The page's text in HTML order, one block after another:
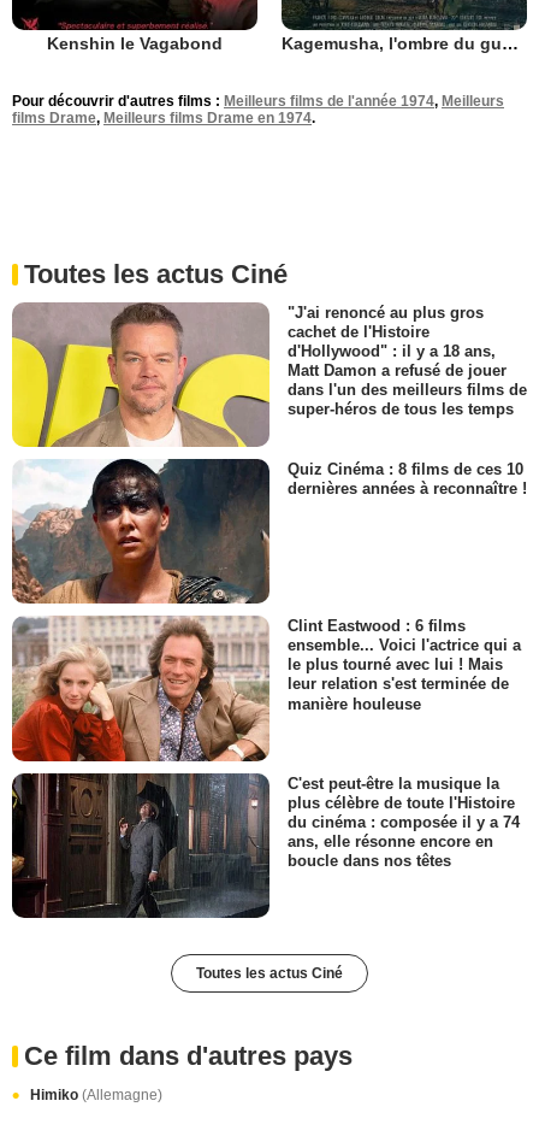
Kenshin le Vagabond Kagemusha, l'ombre du guerrier
Pour découvrir d'autres films : Meilleurs films de l'année 1974, Meilleurs
films Drame, Meilleurs films Drame en 1974.
Toutes les actus Ciné
"J'ai renoncé au plus gros
cachet de l'Histoire
d'Hollywood" : il y a 18 ans,
Matt Damon a refusé de jouer
dans l'un des meilleurs films de
super-héros de tous les temps
Quiz Cinéma : 8 films de ces 10
dernières années à reconnaître !
Clint Eastwood : 6 films
ensemble... Voici l'actrice qui a
le plus tourné avec lui ! Mais
leur relation s'est terminée de
manière houleuse
C'est peut-être la musique la
plus célèbre de toute l'Histoire
du cinéma : composée il y a 74
ans, elle résonne encore en
boucle dans nos têtes
Toutes les actus Ciné
Ce film dans d'autres pays
Himiko (Allemagne)